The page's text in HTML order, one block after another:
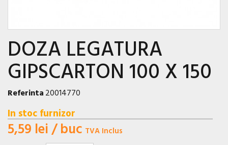
DOZA LEGATURA
GIPSCARTON 100 X 150
Referinta20014770
In stoc furnizor
5,59 lei/ buc TVA Inclus